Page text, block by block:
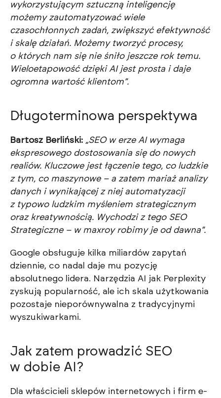
wykorzystującym sztuczną inteligencję
możemy zautomatyzować wiele
czasochłonnych zadań, zwiększyć efektywność
i skalę działań. Możemy tworzyć procesy,
o których nam się nie śniło jeszcze rok temu.
Wieloetapowość dzięki AI jest prosta i daje
ogromna wartość klientom”.
Długoterminowa perspektywa
Bartosz Berliński: „SEO w erze AI wymaga
ekspresowego dostosowania się do nowych
realiów. Kluczowe jest łączenie tego, co ludzkie
z tym, co maszynowe – a zatem mariaż analizy
danych i wynikającej z niej automatyzacji
z typowo ludzkim myśleniem strategicznym
oraz kreatywnością. Wychodzi z tego SEO
Strategiczne – w maxroy robimy je od dawna”.
Google obsługuje kilka miliardów zapytań
dziennie, co nadal daje mu pozycję
absolutnego lidera. Narzędzia AI jak Perplexity
zyskują popularność, ale ich skala użytkowania
pozostaje nieporównywalna z tradycyjnymi
wyszukiwarkami.
Jak zatem prowadzić SEO
w dobie AI?
Dla właścicieli sklepów internetowych i firm e-